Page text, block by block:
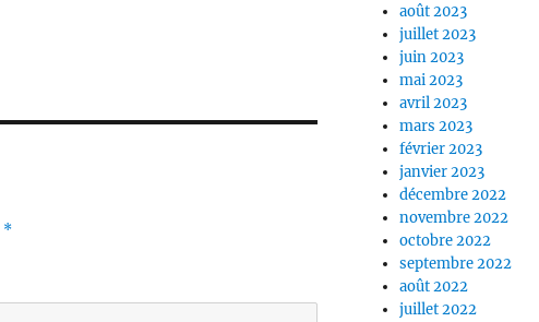
*
août 2023
juillet 2023
juin 2023
mai 2023
avril 2023
mars 2023
février 2023
janvier 2023
décembre 2022
novembre 2022
octobre 2022
septembre 2022
août 2022
juillet 2022